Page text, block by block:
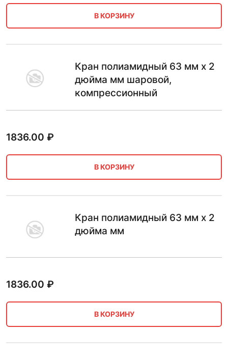
В КОРЗИНУ
Кран полиамидный 63 мм х 2
дюйма мм шаровой,
компрессионный
1836.00 ₽
В КОРЗИНУ
Кран полиамидный 63 мм х 2
дюйма мм
1836.00 ₽
В КОРЗИНУ